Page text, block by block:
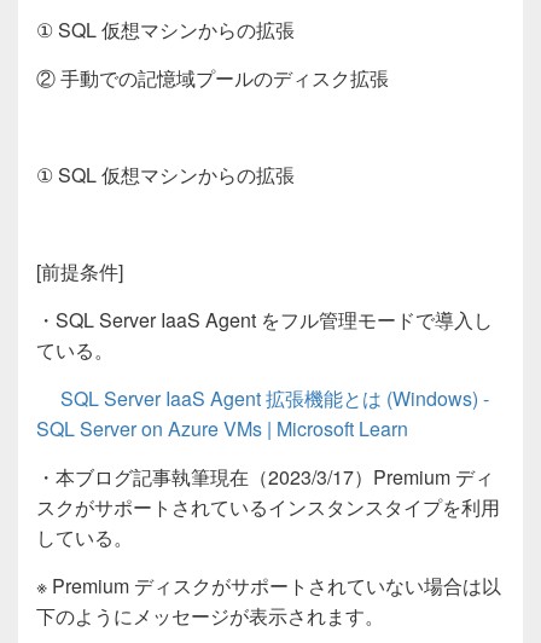
①SQL仮想マシンからの拡張
②手動での記憶域プールのディスク拡張
①SQL仮想マシンからの拡張
[前提条件]
・ SQL Server IaaS Agent をフル管理モードで導入し
ている。
SQL Server IaaS Agent 拡張機能とは (Windows) -
SQL Server on Azure VMs | Microsoft Learn
・本ブログ記事執筆現在（2023/3/17）Premium ディ
スクがサポートされているインスタンスタイプを利用
している。
※ Premium ディスクがサポートされていない場合は以
下のようにメッセージが表示されます。